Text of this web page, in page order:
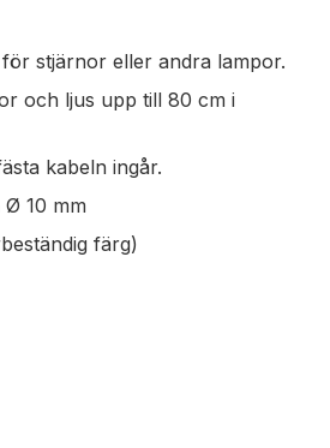
stjärnor eller andra lampor.
och ljus upp till 80 cm i
kabeln ingår.
10 mm
färg)